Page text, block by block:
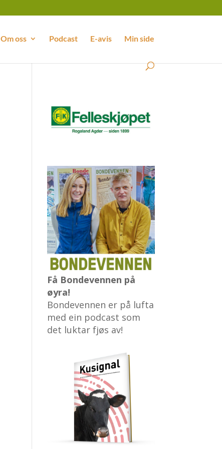
Om oss Podcast E-avis Min side
Få Bondevennen på
øyra!
Bondevennen er på lufta
med ein podcast som
det luktar fjøs av!